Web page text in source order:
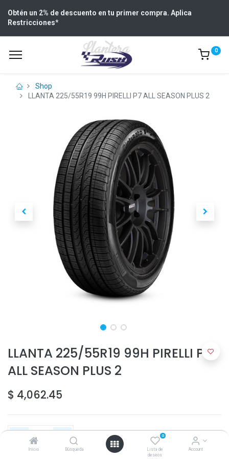
Inicio Búsqueda
0
Lista de
deseos
Account
Obtén un 2% de descuento en tu primer compra. Aplica
Restricciones*
0
Shop
LLANTA 225/55R19 99H PIRELLI P7 ALL SEASON PLUS 2
LLANTA 225/55R19 99H PIRELLI P7
ALL SEASON PLUS 2
$ 4,062.45